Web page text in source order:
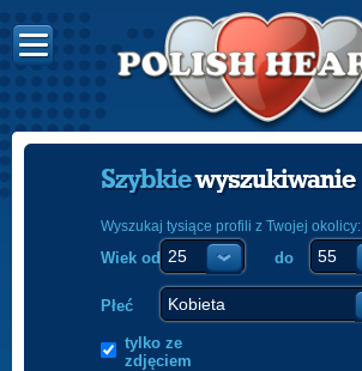
Szybkiewyszukiwanie
Wyszukaj tysiące profili z Twojej okolicy:
Wiek od do
Płeć
tylko ze
zdjęciem